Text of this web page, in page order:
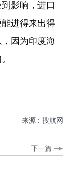
影响，进口
进得来出得
因为印度海
来源：搜航网
下一篇